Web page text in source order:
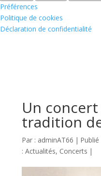
Préférences
Politique de cookies
Déclaration de confidentialité
Un
tradition
Par : adminAT66 |
: Actualités, Concerts |